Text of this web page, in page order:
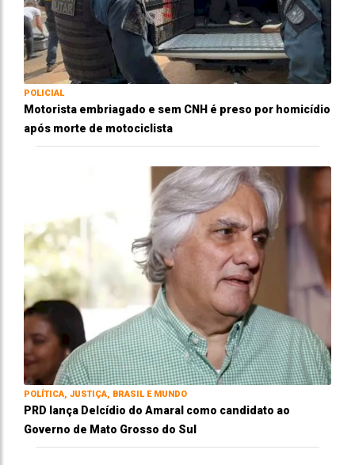
POLICIAL
Motorista embriagado e sem CNH é preso por homicídio
após morte de motociclista
POLÍTICA, JUSTIÇA, BRASIL E MUNDO
PRD lança Delcídio do Amaral como candidato ao
Governo de Mato Grosso do Sul